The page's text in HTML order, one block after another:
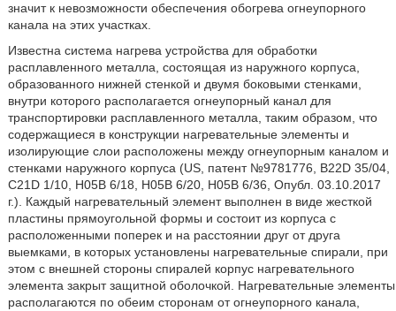
значит к невозможности обеспечения обогрева огнеупорного
канала на этих участках.
Известна система нагрева устройства для обработки
расплавленного металла, состоящая из наружного корпуса,
образованного нижней стенкой и двумя боковыми стенками,
внутри которого располагается огнеупорный канал для
транспортировки расплавленного металла, таким образом, что
содержащиеся в конструкции нагревательные элементы и
изолирующие слои расположены между огнеупорным каналом и
стенками наружного корпуса (US, патент №9781776, B22D 35/04,
C21D 1/10, Н05В 6/18, Н05В 6/20, Н05В 6/36, Опубл. 03.10.2017
г.). Каждый нагревательный элемент выполнен в виде жесткой
пластины прямоугольной формы и состоит из корпуса с
расположенными поперек и на расстоянии друг от друга
выемками, в которых установлены нагревательные спирали, при
этом с внешней стороны спиралей корпус нагревательного
элемента закрыт защитной оболочкой. Нагревательные элементы
располагаются по обеим сторонам от огнеупорного канала,